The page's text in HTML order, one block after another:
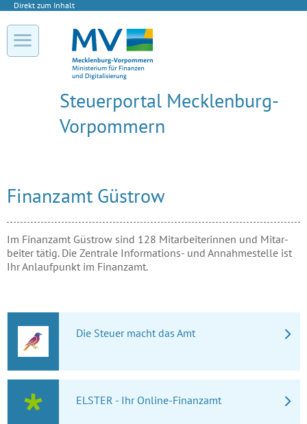
Direkt zum Inhalt
Steuerportal Mecklenburg-
Vorpommern
Finanzamt Güstrow
Im Finanz­amt Güstrow sind 128 Mit­ar­beiterinnen und Mit­ar­
beiter tätig. Die Zentrale In­formations- und An­nahme­stelle ist
Ihr An­lauf­punkt im Finanz­amt.
Die Steuer macht das Amt
ELSTER - Ihr Online-Finanzamt